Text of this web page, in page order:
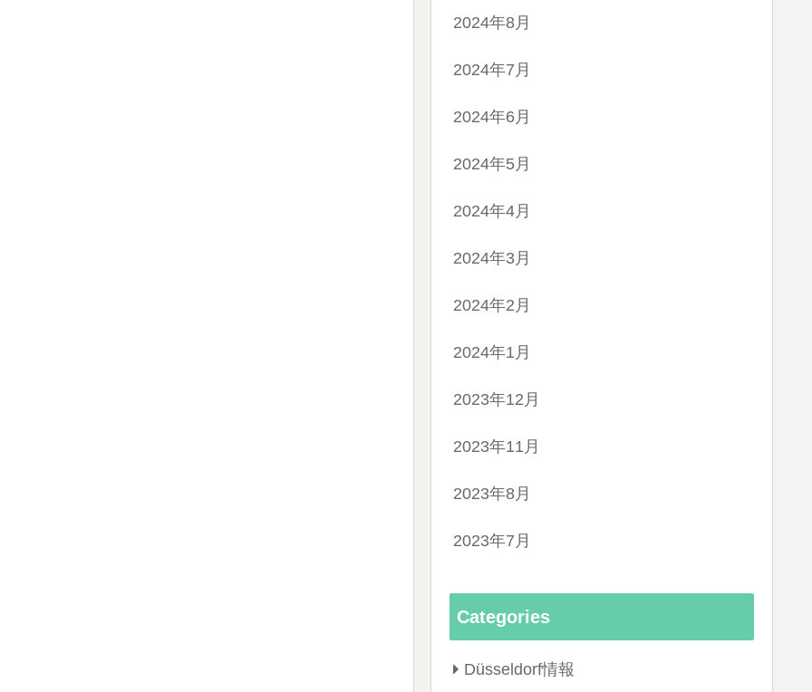
2024年8月
2024年7月
2024年6月
2024年5月
2024年4月
2024年3月
2024年2月
2024年1月
2023年12月
2023年11月
2023年8月
2023年7月
Categories
Düsseldorf情報